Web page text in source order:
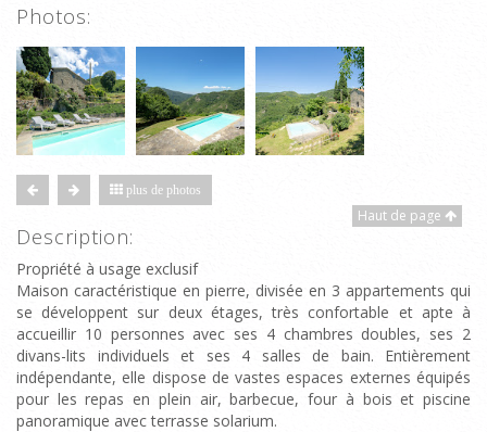
Photos:
plus de photos
Haut de page
Description:
Propriété à usage exclusif
Maison caractéristique en pierre, divisée en 3 appartements qui
se développent sur deux étages, très confortable et apte à
accueillir 10 personnes avec ses 4 chambres doubles, ses 2
divans-lits individuels et ses 4 salles de bain. Entièrement
indépendante, elle dispose de vastes espaces externes équipés
pour les repas en plein air, barbecue, four à bois et piscine
panoramique avec terrasse solarium.